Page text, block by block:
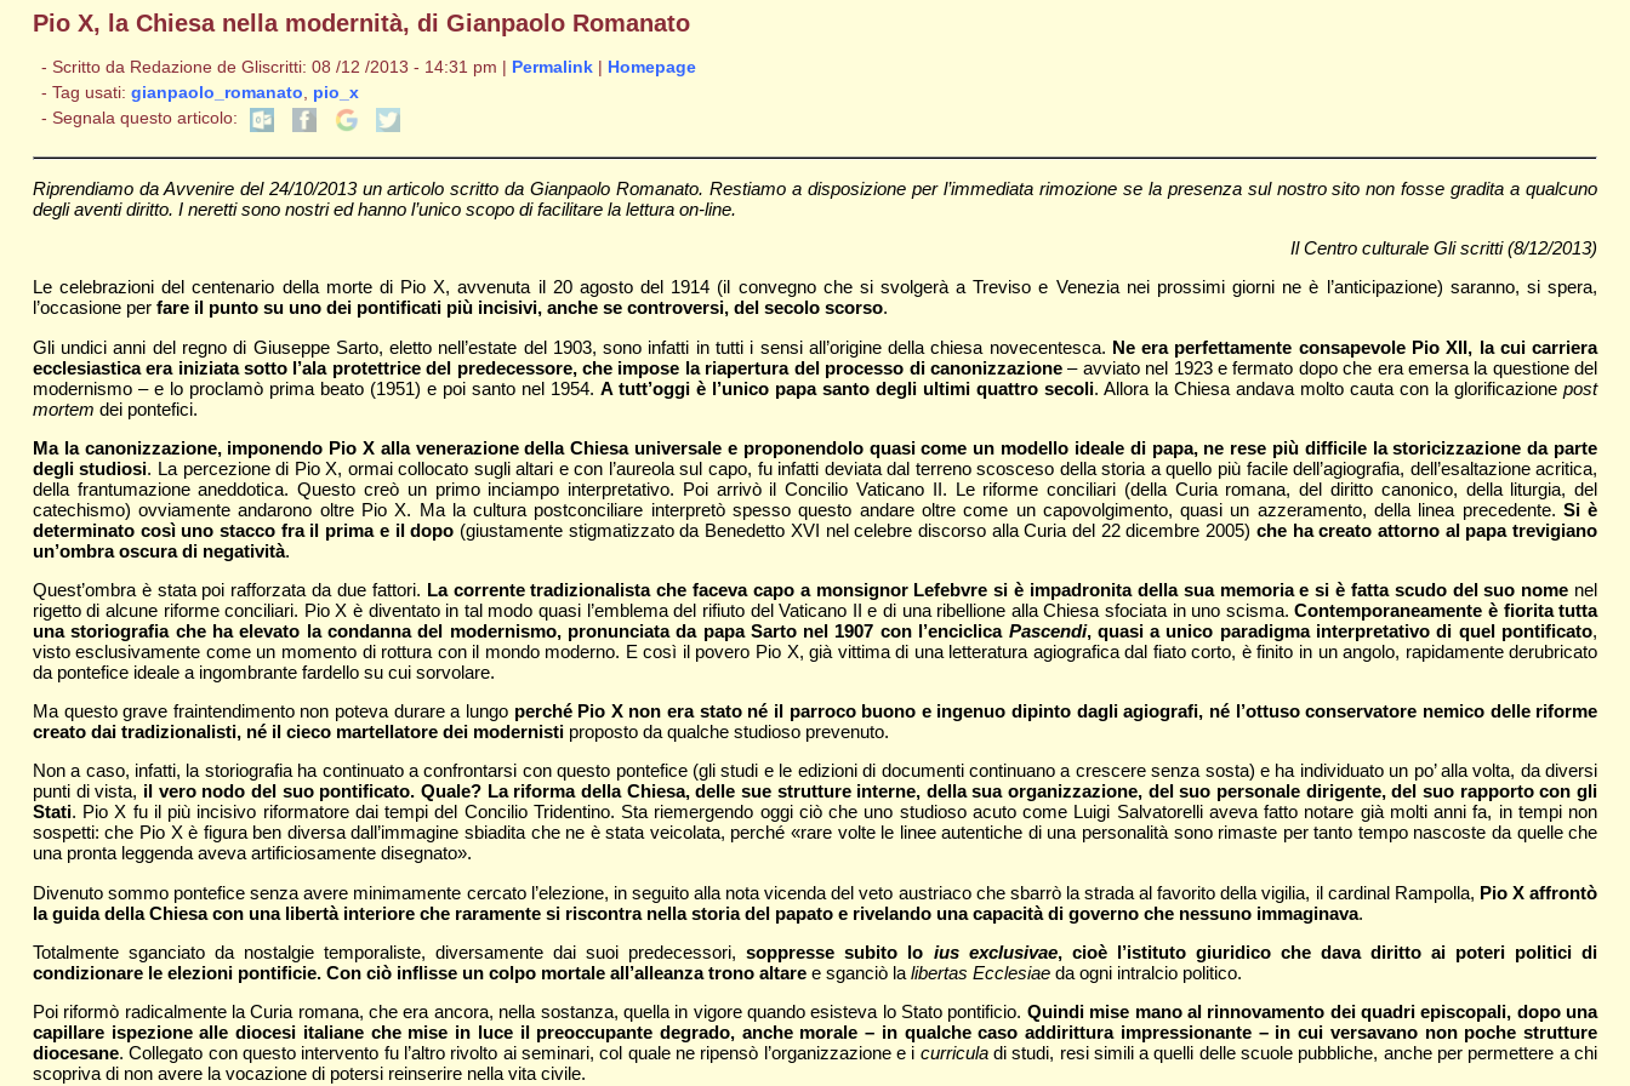
Pio X, la Chiesa nella modernità, di Gianpaolo Romanato
- Scritto da Redazione de Gliscritti: 08 /12 /2013 - 14:31 pm | Permalink| Homepage
- Tag usati: gianpaolo_romanato
pio_x
- Segnala questo articolo:
Riprendiamo da Avvenire del 24/10/2013 un articolo scritto da Gianpaolo Romanato. Restiamo a disposizione per l’immediata rimozione se la presenza sul nostro sito non fosse gradita a qualcuno
degli aventi diritto. I neretti sono nostri ed hanno l’unico scopo di facilitare la lettura on-line.
Il Centro culturale Gli scritti (8/12/2013)
Le celebrazioni del centenario della morte di Pio X, avvenuta il 20 agosto del 1914 (il convegno che si svolgerà a Treviso e Venezia nei prossimi giorni ne è l’anticipazione) saranno, si spera,
l’occasione per fare il punto su uno dei pontificati più incisivi, anche se controversi, del secolo scorso.
Gli undici anni del regno di Giuseppe Sarto, eletto nell’estate del 1903, sono infatti in tutti i sensi all’origine della chiesa novecentesca. Ne era perfettamente consapevole Pio XII, la cui carriera
ecclesiastica era iniziata sotto l’ala protettrice del predecessore, che impose la riapertura del processo di canonizzazione– avviato nel 1923 e fermato dopo che era emersa la questione del
modernismo – e lo proclamò prima beato (1951) e poi santo nel 1954. A tutt’oggi è l’unico papa santo degli ultimi quattro secoli. Allora la Chiesa andava molto cauta con la glorificazionepost
mortem dei pontefici.
Ma la canonizzazione, imponendo Pio X alla venerazione della Chiesa universale e proponendolo quasi come un modello ideale di papa, ne rese più difficile la storicizzazione da parte
degli studiosi. La percezione di Pio X, ormai collocato sugli altari e con l’aureola sul capo, fu infatti deviata dal terreno scosceso della storia a quello più facile dell’agiografia, dell’esaltazione acritica,
della frantumazione aneddotica. Questo creò un primo inciampo interpretativo. Poi arrivò il Concilio Vaticano II. Le riforme conciliari (della Curia romana, del diritto canonico, della liturgia, del
catechismo) ovviamente andarono oltre Pio X. Ma la cultura postconciliare interpretò spesso questo andare oltre come un capovolgimento, quasi un azzeramento, della linea precedente. Si è
determinato così uno stacco fra il prima e il dopo (giustamente stigmatizzato da Benedetto XVI nel celebre discorso alla Curia del 22 dicembre 2005) che ha creato attorno al papa trevigiano
un’ombra oscura di negatività.
Quest’ombra è stata poi rafforzata da due fattori. La corrente tradizionalista che faceva capo a monsignor Lefebvre si è impadronita della sua memoria e si è fatta scudo del suo nome nel
rigetto di alcune riforme conciliari. Pio X è diventato in tal modo quasi l’emblema del rifiuto del Vaticano II e di una ribellione alla Chiesa sfociata in uno scisma.Contemporaneamente è fiorita tutta
una storiografia che ha elevato la condanna del modernismo, pronunciata da papa Sarto nel 1907 con l’enciclica Pascendi, quasi a unico paradigma interpretativo di quel pontificato,
visto esclusivamente come un momento di rottura con il mondo moderno. E così il povero Pio X, già vittima di una letteratura agiografica dal fiato corto, è finito in un angolo, rapidamente derubricato
da pontefice ideale a ingombrante fardello su cui sorvolare.
Ma questo grave fraintendimento non poteva durare a lungo perché Pio X non era stato né il parroco buono e ingenuo dipinto dagli agiografi, né l’ottuso conservatore nemico delle riforme
creato dai tradizionalisti, né il cieco martellatore dei modernistiproposto da qualche studioso prevenuto.
Non a caso, infatti, la storiografia ha continuato a confrontarsi con questo pontefice (gli studi e le edizioni di documenti continuano a crescere senza sosta) e ha individuato un po’ alla volta, da diversi
punti di vista, il vero nodo del suo pontificato. Quale? La riforma della Chiesa, delle sue strutture interne, della sua organizzazione, del suo personale dirigente, del suo rapporto con gli
Stati. Pio X fu il più incisivo riformatore dai tempi del Concilio Tridentino. Sta riemergendo oggi ciò che uno studioso acuto come Luigi Salvatorelli aveva fatto notare già molti anni fa, in tempi non
sospetti: che Pio X è figura ben diversa dall’immagine sbiadita che ne è stata veicolata, perché «rare volte le linee autentiche di una personalità sono rimaste per tanto tempo nascoste da quelle che
una pronta leggenda aveva artificiosamente disegnato».
Divenuto sommo pontefice senza avere minimamente cercato l’elezione, in seguito alla nota vicenda del veto austriaco che sbarrò la strada al favorito della vigilia, il cardinal Rampolla, Pio X affrontò
la guida della Chiesa con una libertà interiore che raramente si riscontra nella storia del papato e rivelando una capacità di governo che nessuno immaginava.
Totalmente sganciato da nostalgie temporaliste, diversamente dai suoi predecessori,soppresse subito lo ius exclusivae, cioè l’istituto giuridico che dava diritto ai poteri politici di
condizionare le elezioni pontificie. Con ciò inflisse un colpo mortale all’alleanza trono altaree sganciò la libertas Ecclesiae da ogni intralcio politico.
Poi riformò radicalmente la Curia romana, che era ancora, nella sostanza, quella in vigore quando esisteva lo Stato pontificio. Quindi mise mano al rinnovamento dei quadri episcopali, dopo una
capillare ispezione alle diocesi italiane che mise in luce il preoccupante degrado, anche morale – in qualche caso addirittura impressionante – in cui versavano non poche strutture
diocesane. Collegato con questo intervento fu l’altro rivolto ai seminari, col quale ne ripensò l’organizzazione e i curricula di studi, resi simili a quelli delle scuole pubbliche, anche per permettere a chi
scopriva di non avere la vocazione di potersi reinserire nella vita civile.